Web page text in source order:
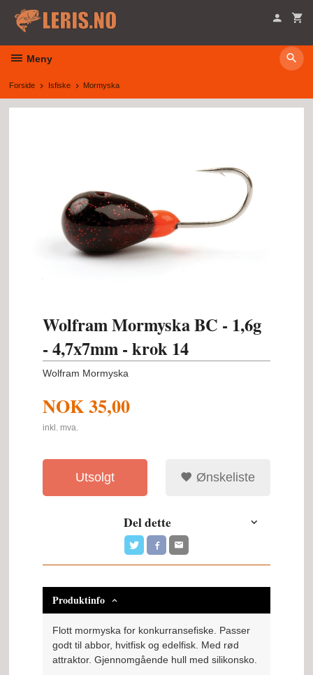
innholdet
Meny
Forside Isfiske Mormyska
Wolfram Mormyska BC - 1,6g
- 4,7x7mm - krok 14
Wolfram Mormyska
NOK35,00
inkl. mva.
Utsolgt Ønskeliste
Del dette
Produktinfo
Flott mormyska for konkurransefiske. Passer
godt til abbor, hvitfisk og edelfisk. Med rød
attraktor. Gjennomgående hull med silikonsko.